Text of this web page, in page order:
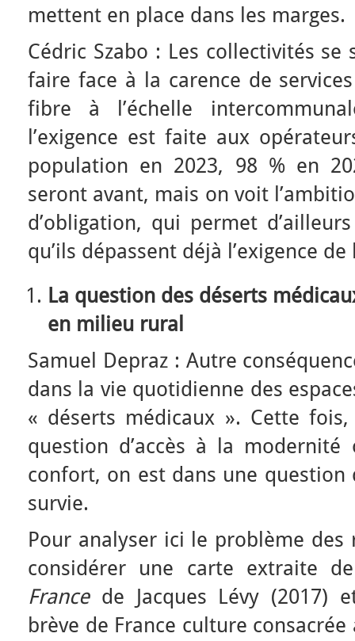
mettent en place dans les marges.
Cédric Szabo : Les collectivités
faire face à la carence de
fibre à l’échelle
l’exigence est faite aux
population en 2023, 98 % en
seront avant, mais on voit
d’obligation, qui permet
qu’ils dépassent déjà l’exigence
La question des déserts
en milieu rural
Samuel Depraz : Autre
dans la vie quotidienne des
« déserts médicaux ». Cette
question d’accès à la modernité
confort, on est dans une question
survie.
Pour analyser ici le problème
considérer une carte extraite
Francede Jacques Lévy (2017)
brève de France culture